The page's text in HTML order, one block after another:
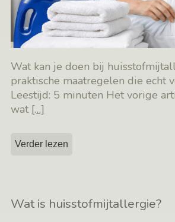
Wat kan je doen bij
praktische maatregelen die echt
Leestijd: 5 minuten Het vorige
wat […]
Verder lezen
Wat is huisstofmijtallergie?